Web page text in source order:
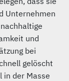
Unternehmen
und
bei
gelöscht
in der Masse